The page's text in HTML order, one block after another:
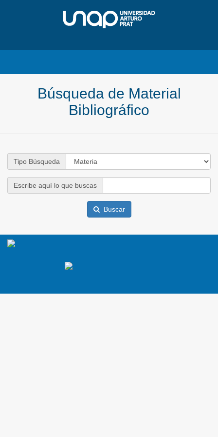
Búsqueda de Material
Bibliográfico
Tipo Búsqueda
Escribe aquí lo que buscas
Buscar